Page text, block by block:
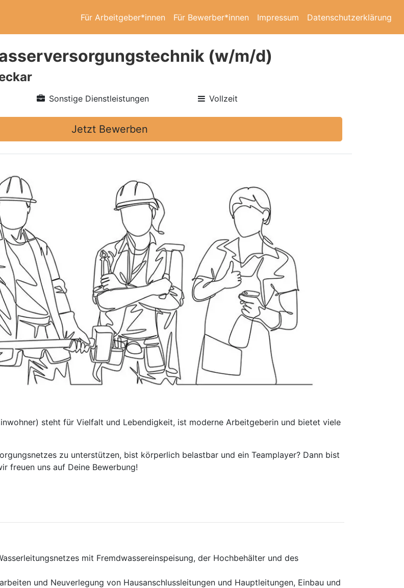
Für Arbeitgeber*innen Für Bewerber*innen Impressum Datenschutzerklärung
(w/m/d)
Sonstige Dienstleistungen Vollzeit
Jetzt Bewerben
steht für Vielfalt und Lebendigkeit, ist moderne Arbeitgeberin und bietet viele
zu unterstützen, bist körperlich belastbar und ein Teamplayer? Dann bist
freuen uns auf Deine Bewerbung!
mit Fremdwassereinspeisung, der Hochbehälter und des
und Neuverlegung von Hausanschlussleitungen und Hauptleitungen, Einbau und